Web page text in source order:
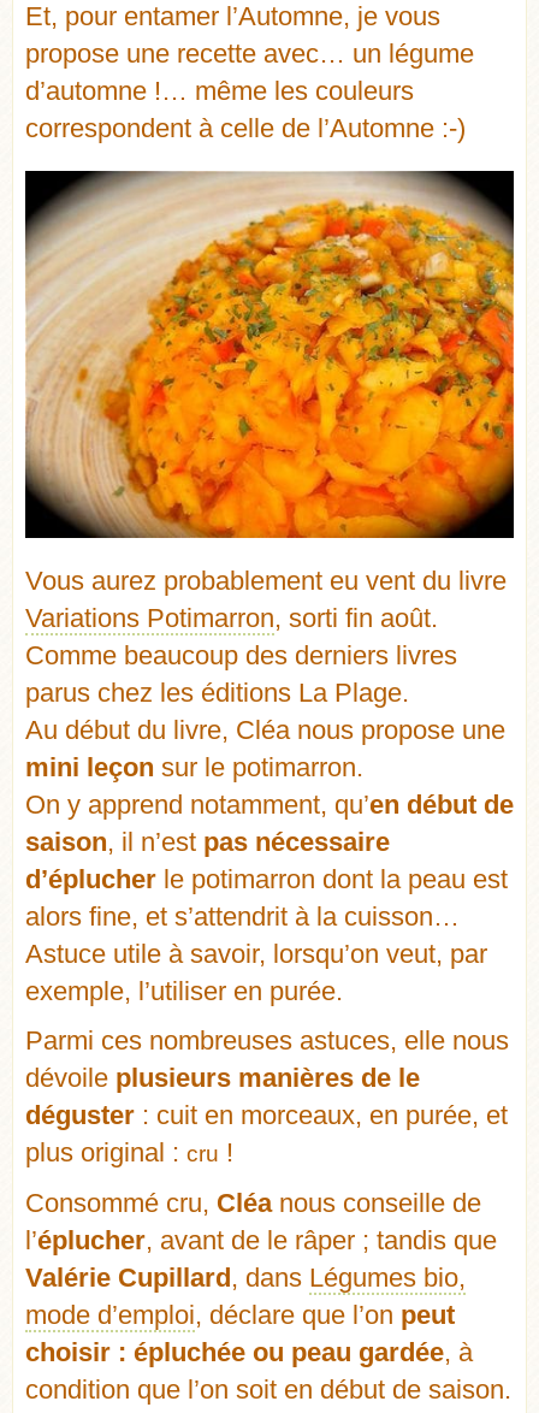
Et, pour entamer l’Automne, je vous
propose une recette avec… un légume
d’automne !… même les couleurs
correspondent à celle de l’Automne :-)
Vous aurez probablement eu vent du livre
Variations Potimarron, sorti fin août.
Comme beaucoup des derniers livres
parus chez les éditions La Plage.
Au début du livre, Cléa nous propose une
mini leçon sur le potimarron.
On y apprend notamment, qu’en début de
saison, il n’est pas nécessaire
d’éplucher le potimarron dont la peau est
alors fine, et s’attendrit à la cuisson…
Astuce utile à savoir, lorsqu’on veut, par
exemple, l’utiliser en purée.
Parmi ces nombreuses astuces, elle nous
dévoile plusieurs manières de le
déguster : cuit en morceaux, en purée, et
plus original : cru !
Consommé cru, Cléanous conseille de
l’éplucher, avant de le râper ; tandis que
Valérie Cupillard , dans Légumes bio,
mode d’emploi, déclare que l’on peut
choisir : épluchée ou peau gardée, à
condition que l’on soit en début de saison.